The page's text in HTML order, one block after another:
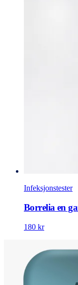
Infeksjonstester
Borrelia en
180 kr